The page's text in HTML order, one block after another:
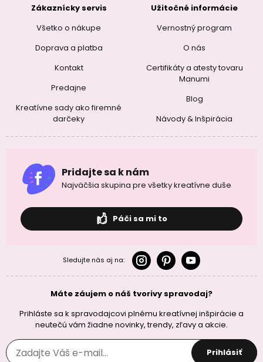
Zákaznícky servis
Všetko o nákupe
Doprava a platba
Kontakt
Predajne
Kreatívne sady ako firemné
darčeky
Užitočné informácie
Vernostný program
O nás
Certifikáty a atesty tovaru
Manumi
Blog
Návody & Inšpirácia
Pridajte sa k nám
Najväčšia skupina pre všetky kreatívne duše
Páči sa mi to
Sledujte nás aj na:
Máte záujem o náš tvorivy spravodaj?
Prihláste sa k spravodajcovi plnému kreatívnej inšpirácie a
neutečú vám žiadne novinky, trendy, zľavy a akcie.
Prihlásiť